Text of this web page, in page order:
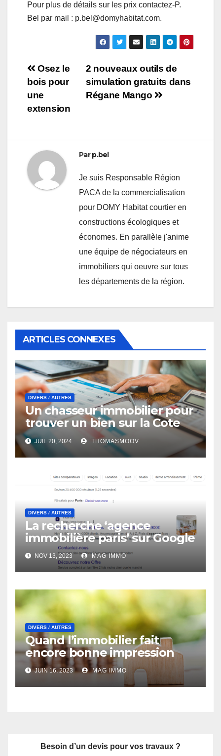
Pour plus de détails sur les prix contactez-P.
Bel par mail : p.bel@domyhabitat.com.
Navigation
de
l’article
2 nouveaux outils de
simulation gratuits dans
Régane Mango
Osez le
bois pour
une
extension
Parp.bel
Je suis Responsable Région
PACA de la commercialisation
pour DOMY Habitat courtier en
constructions écologiques et
économes. En parallèle j'anime
une équipe de négociateurs en
immobiliers qui oeuvre sur tous
les départements de la région.
ARTICLES CONNEXES
DIVERS / AUTRES
Un chasseur immobilier pour
trouver un bien sur la Cote
D’Azur, ça peut aider
JUIL 20, 2024 THOMASMOOV
DIVERS / AUTRES
La recherche ‘agence
immobilière paris’ sur Google
NOV 13, 2023 MAG IMMO
DIVERS / AUTRES
Quand l’immobilier fait
encore bonne impression
JUIN 16, 2023 MAG IMMO
Besoin d’un devis pour vos travaux ?